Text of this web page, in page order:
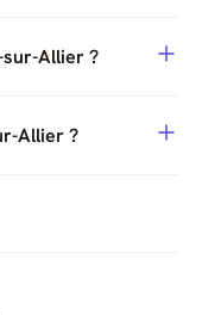
Allier ?
Allier ?